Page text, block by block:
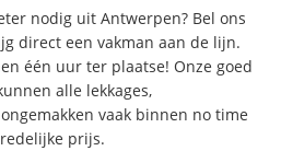
nodig uit Antwerpen? Bel ons
direct een vakman aan de lijn.
één uur ter plaatse! Onze goed
alle lekkages,
vaak binnen no time
prijs.